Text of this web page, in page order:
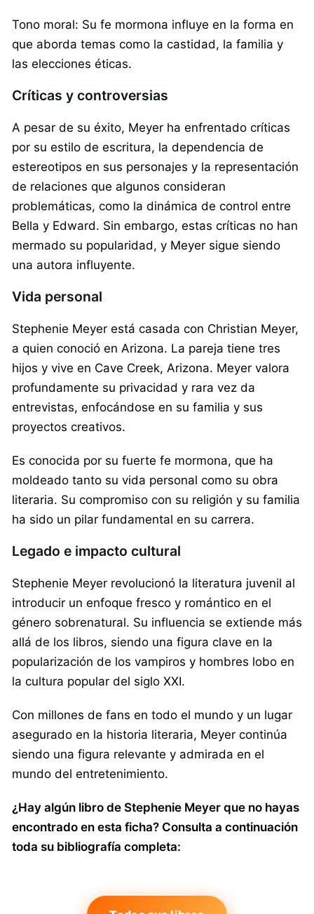
Tono moral: Su fe mormona influye en la forma en
que aborda temas como la castidad, la familia y
las elecciones éticas.
Críticas y controversias
A pesar de su éxito, Meyer ha enfrentado críticas
por su estilo de escritura, la dependencia de
estereotipos en sus personajes y la representación
de relaciones que algunos consideran
problemáticas, como la dinámica de control entre
Bella y Edward. Sin embargo, estas críticas no han
mermado su popularidad, y Meyer sigue siendo
una autora influyente.
Vida personal
Stephenie Meyer está casada con Christian Meyer,
a quien conoció en Arizona. La pareja tiene tres
hijos y vive en Cave Creek, Arizona. Meyer valora
profundamente su privacidad y rara vez da
entrevistas, enfocándose en su familia y sus
proyectos creativos.
Es conocida por su fuerte fe mormona, que ha
moldeado tanto su vida personal como su obra
literaria. Su compromiso con su religión y su familia
ha sido un pilar fundamental en su carrera.
Legado e impacto cultural
Stephenie Meyer revolucionó la literatura juvenil al
introducir un enfoque fresco y romántico en el
género sobrenatural. Su influencia se extiende más
allá de los libros, siendo una figura clave en la
popularización de los vampiros y hombres lobo en
la cultura popular del siglo XXI.
Con millones de fans en todo el mundo y un lugar
asegurado en la historia literaria, Meyer continúa
siendo una figura relevante y admirada en el
mundo del entretenimiento.
¿Hay algún libro de Stephenie Meyer que no hayas
encontrado en esta ficha? Consulta a continuación
toda su bibliografía completa: